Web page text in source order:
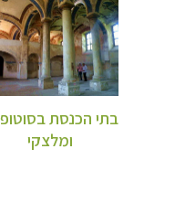
בתי הכנסת
ומלצקי
תכנון
היעדים »